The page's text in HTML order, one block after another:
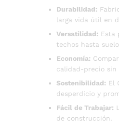
Durabilidad:
larga vida útil en
Versatilidad: Esta
techos hasta
Economía:
calidad-precio
Sostenibilidad: El
desperdicio y
Fácil de Trabajar:
de construcción.